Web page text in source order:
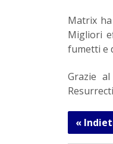
Matrix
Migliori
fumetti e
Grazie
«